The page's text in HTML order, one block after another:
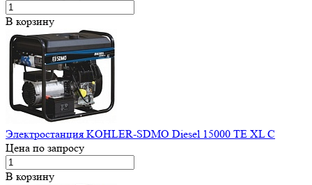
В корзину
Электростанция KOHLER-SDMO Diesel 15000 TE XL C
Цена по запросу
В корзину